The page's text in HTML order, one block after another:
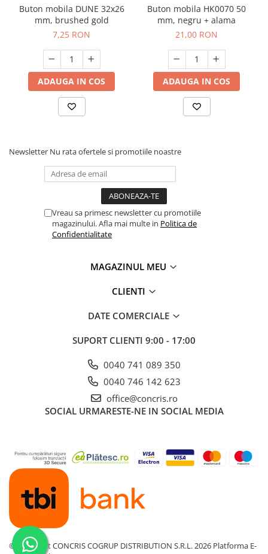
Buton mobila DUNE 32x26
mm, brushed gold
7,25 RON
ADAUGA IN COS
Buton mobila HK0070 50
mm, negru + alama
21,00 RON
ADAUGA IN COS
Newsletter Nu rata ofertele si promotiile noastre
Vreau sa primesc newsletter cu promotiile
magazinului. Afla mai multe in Politica de
Confidentialitate
MAGAZINUL MEU
CLIENTI
DATE COMERCIALE
SUPORT CLIENTI 9:00 - 17:00
0040 741 089 350
0040 746 142 623
office@concris.ro
SOCIAL URMARESTE-NE IN SOCIAL MEDIA
©Copyright CONCRIS COGRUP DISTRIBUTION S.R.L. 2026 Platforma E-